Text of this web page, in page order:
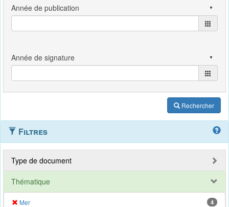
Rechercher
Filtres
Type de document
Thématique
Mer 4